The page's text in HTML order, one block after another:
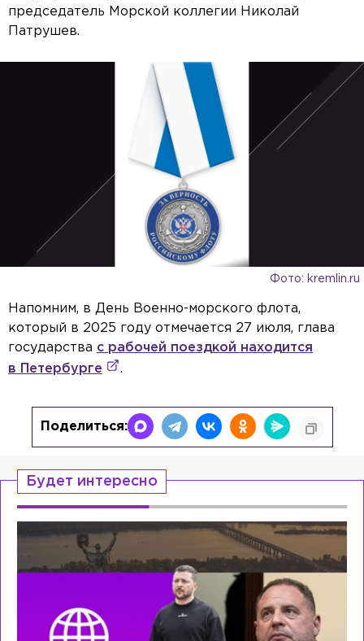
председатель Морской коллегии Николай
Патрушев.
Фото: kremlin.ru
Напомним, в День Военно-морского флота,
который в 2025 году отмечается 27 июля, глава
государства с рабочей поездкой находится
в Петербурге
.
Поделиться:
Будет интересно